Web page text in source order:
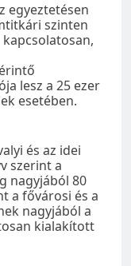
egyeztetésen
szinten
lesz a 25 ezer
esetében.
és az idei
szerint a
nagyjából 80
a fővárosi és a
nagyjából a
kialakított